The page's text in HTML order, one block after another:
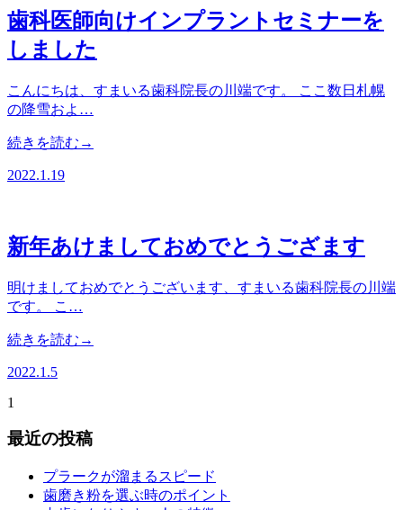
歯科医師向けインプラントセミナーを
しました
こんにちは、すまいる歯科院長の川端です。 ここ数日札幌
の降雪およ…
続きを読む→
2022.1.19
新年あけましておめでとうござます
明けましておめでとうございます、すまいる歯科院長の川端
です。 こ…
続きを読む→
2022.1.5
1
最近の投稿
プラークが溜まるスピード
歯磨き粉を選ぶ時のポイント